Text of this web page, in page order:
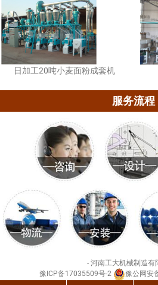
日加工20吨小麦面粉成套机
服务流程
- 河南工大机械制造有
豫ICP备17035509号-2
豫公网安